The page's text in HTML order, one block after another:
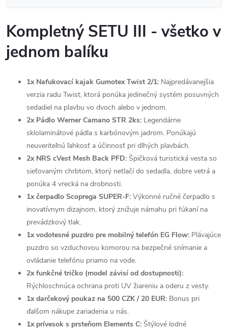
Kompletný SETU III - všetko v
jednom balíku
1x Nafukovací kajak Gumotex Twist 2/1: Najpredávanejšia
verzia radu Twist, ktorá ponúka jedinečný systém posuvných
sedadiel na plavbu vo dvoch alebo v jednom.
2x Pádlo Werner Camano STR 2ks: Legendárne
sklolaminátové pádla s karbónovým jadrom. Ponúkajú
neuveriteľnú ľahkosť a účinnosť pri dlhých plavbách.
2x NRS cVest Mesh Back PFD: Špičková turistická vesta so
sieťovaným chrbtom, ktorý netlačí do sedadla, dobre vetrá a
ponúka 4 vrecká na drobnosti.
1x čerpadlo Scoprega SUPER-F: Výkonné ručné čerpadlo s
inovatívnym dizajnom, ktorý znižuje námahu pri fúkaní na
prevádzkový tlak.
1x vodotesné puzdro pre mobilný telefón EG Flow: Plávajúce
puzdro so vzduchovou komorou na bezpečné snímanie a
ovládanie telefónu priamo na vode.
2x funkčné tričko (model závisí od dostupnosti):
Rýchloschnúca ochrana proti UV žiareniu a oderu z vesty.
1x darčekový poukaz na 500 CZK / 20 EUR: Bonus pri
ďalšom nákupe zariadenia u nás.
1x prívesok s prsteňom Elements C: Štýlové lodné